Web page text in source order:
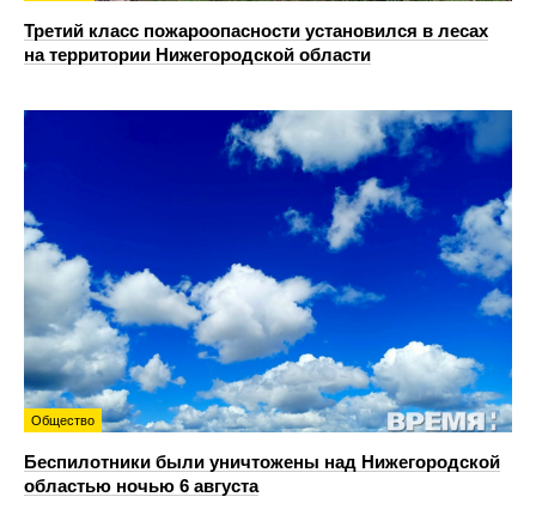
Третий класс пожароопасности установился в лесах
на территории Нижегородской области
Общество
Беспилотники были уничтожены над Нижегородской
областью ночью 6 августа